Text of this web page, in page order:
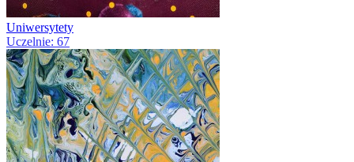
Uniwersytety
Uczelnie: 67